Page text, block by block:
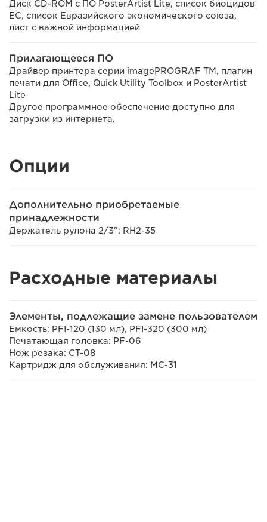
Диск CD-ROM с ПО PosterArtist Lite, список биоцидов
ЕС, список Евразийского экономического союза,
лист с важной информацией
Прилагающееся ПО
Драйвер принтера серии imagePROGRAF TM, плагин
печати для Office, Quick Utility Toolbox и PosterArtist
Lite
Другое программное обеспечение доступно для
загрузки из интернета.
Опции
Дополнительно приобретаемые
принадлежности
Держатель рулона 2/3": RH2-35
Расходные материалы
Элементы, подлежащие замене пользователем
Емкость: PFI-120 (130 мл), PFI-320 (300 мл)
Печатающая головка: PF-06
Нож резака: CT-08
Картридж для обслуживания: MC-31